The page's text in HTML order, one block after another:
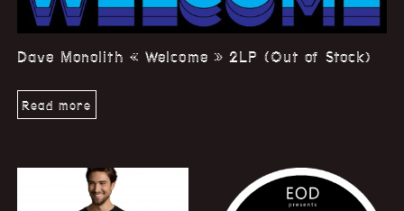
Dave Monolith « Welcome » 2LP (Out of Stock)
Read more